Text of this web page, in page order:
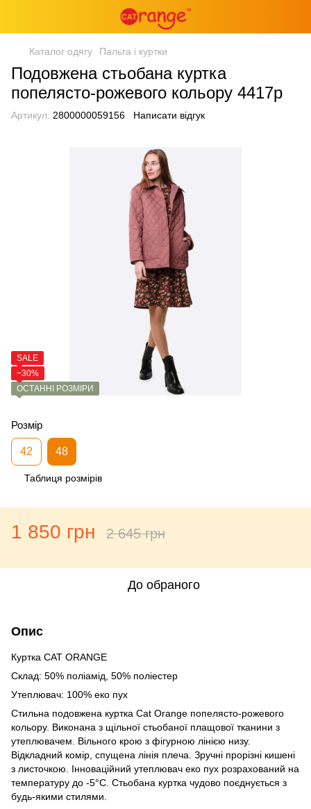
Каталог одягу Пальта і куртки
Подовжена стьобана куртка
попелясто-рожевого кольору 4417p
Артикул: 2800000059156 Написати відгук
SALE
−30%
ОСТАННІ РОЗМІРИ
Розмір
42 48
Таблиця розмірів
1 850 грн 2 645 грн
До обраного
Опис
Куртка CAT ORANGE
Склад: 50% поліамід, 50% поліестер
Утеплювач: 100% еко пух
Стильна подовжена куртка Cat Orange попелясто-рожевого
кольору. Виконана з щільної стьобаної плащової тканини з
утеплювачем. Вільного крою з фігурною лінією низу.
Відкладний комір, спущена лінія плеча. Зручні прорізні кишені
з листочкою. Інноваційний утеплювач еко пух розрахований на
температуру до -5°C. Стьобана куртка чудово поєднується з
будь-якими стилями.